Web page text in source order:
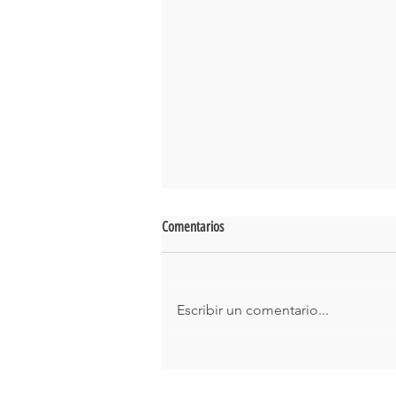
Comentarios
Escribir un comentario...